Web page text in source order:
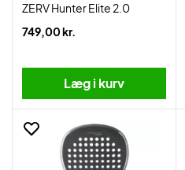
ZERV Hunter Elite 2.0
749,00 kr.
Læg i kurv